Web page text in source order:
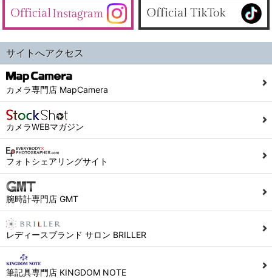
サイトへアクセス
カメラ専門店 MapCamera
カメラWEBマガジン
フォトシェアリングサイト
腕時計専門店 GMT
レディースブランド サロン BRILLER
筆記具専門店 KINGDOM NOTE